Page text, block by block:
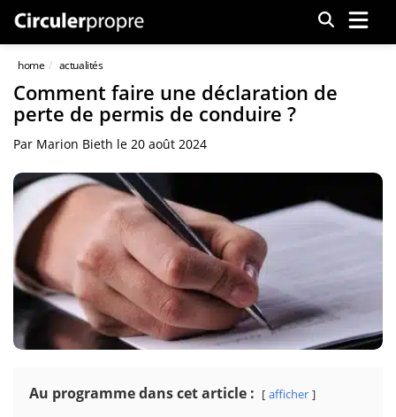
Menu
home actualités
Comment faire une déclaration de
perte de permis de conduire ?
Par Marion Bieth le 20 août 2024
Au programme dans cet article : afficher